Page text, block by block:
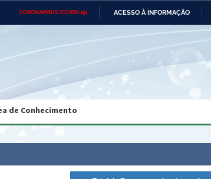
CORONAVÍRUS (COVID-19) ACESSO À INFORMAÇÃO
Ministério das Relações
do Desenvolvimento
e
Geral da União Banco Central do Brasil
de Conhecimento